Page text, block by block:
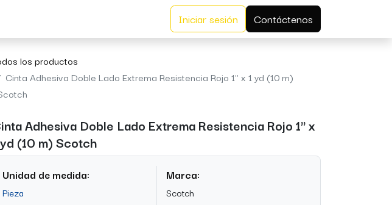
Iniciar sesión Contáctenos
los productos
Cinta Adhesiva Doble Lado Extrema Resistencia Rojo 1" x 1 yd (10 m)
Adhesiva Doble Lado Extrema Resistencia Rojo 1" x
(10 m) Scotch
Unidad de medida:
Pieza
Marca:
Scotch